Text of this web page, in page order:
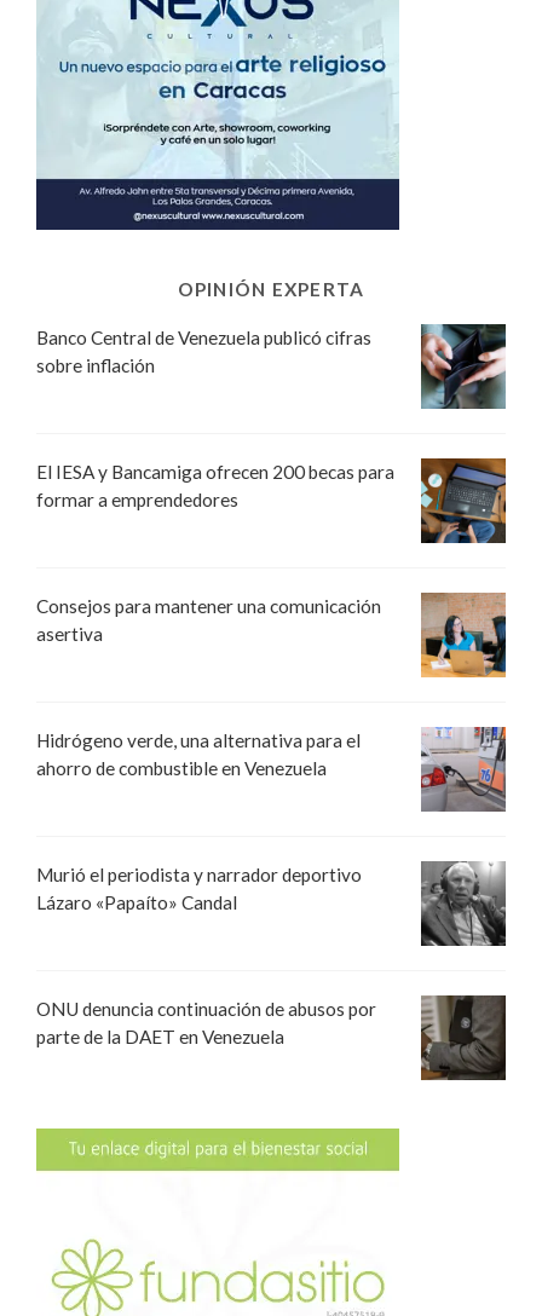
OPINIÓN EXPERTA
Banco Central de Venezuela publicó cifras
sobre inflación
El IESA y Bancamiga ofrecen 200 becas para
formar a emprendedores
Consejos para mantener una comunicación
asertiva
Hidrógeno verde, una alternativa para el
ahorro de combustible en Venezuela
Murió el periodista y narrador deportivo
Lázaro «Papaíto» Candal
ONU denuncia continuación de abusos por
parte de la DAET en Venezuela